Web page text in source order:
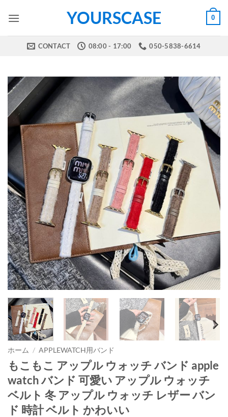
YOURSCASE 0
CONTACT 08:00 - 17:00 050-5838-6614
ホーム / APPLEWATCH用バンド
もこもこ アップル ウォッチ バンド apple
watch バンド 可愛い アップル ウォッチ
ベルト 冬 アップル ウォッチ レザー バン
ド 時計 ベルト かわいい